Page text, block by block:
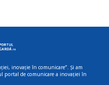
inovație în comunicare”. Și am
portal de comunicare a inovației în